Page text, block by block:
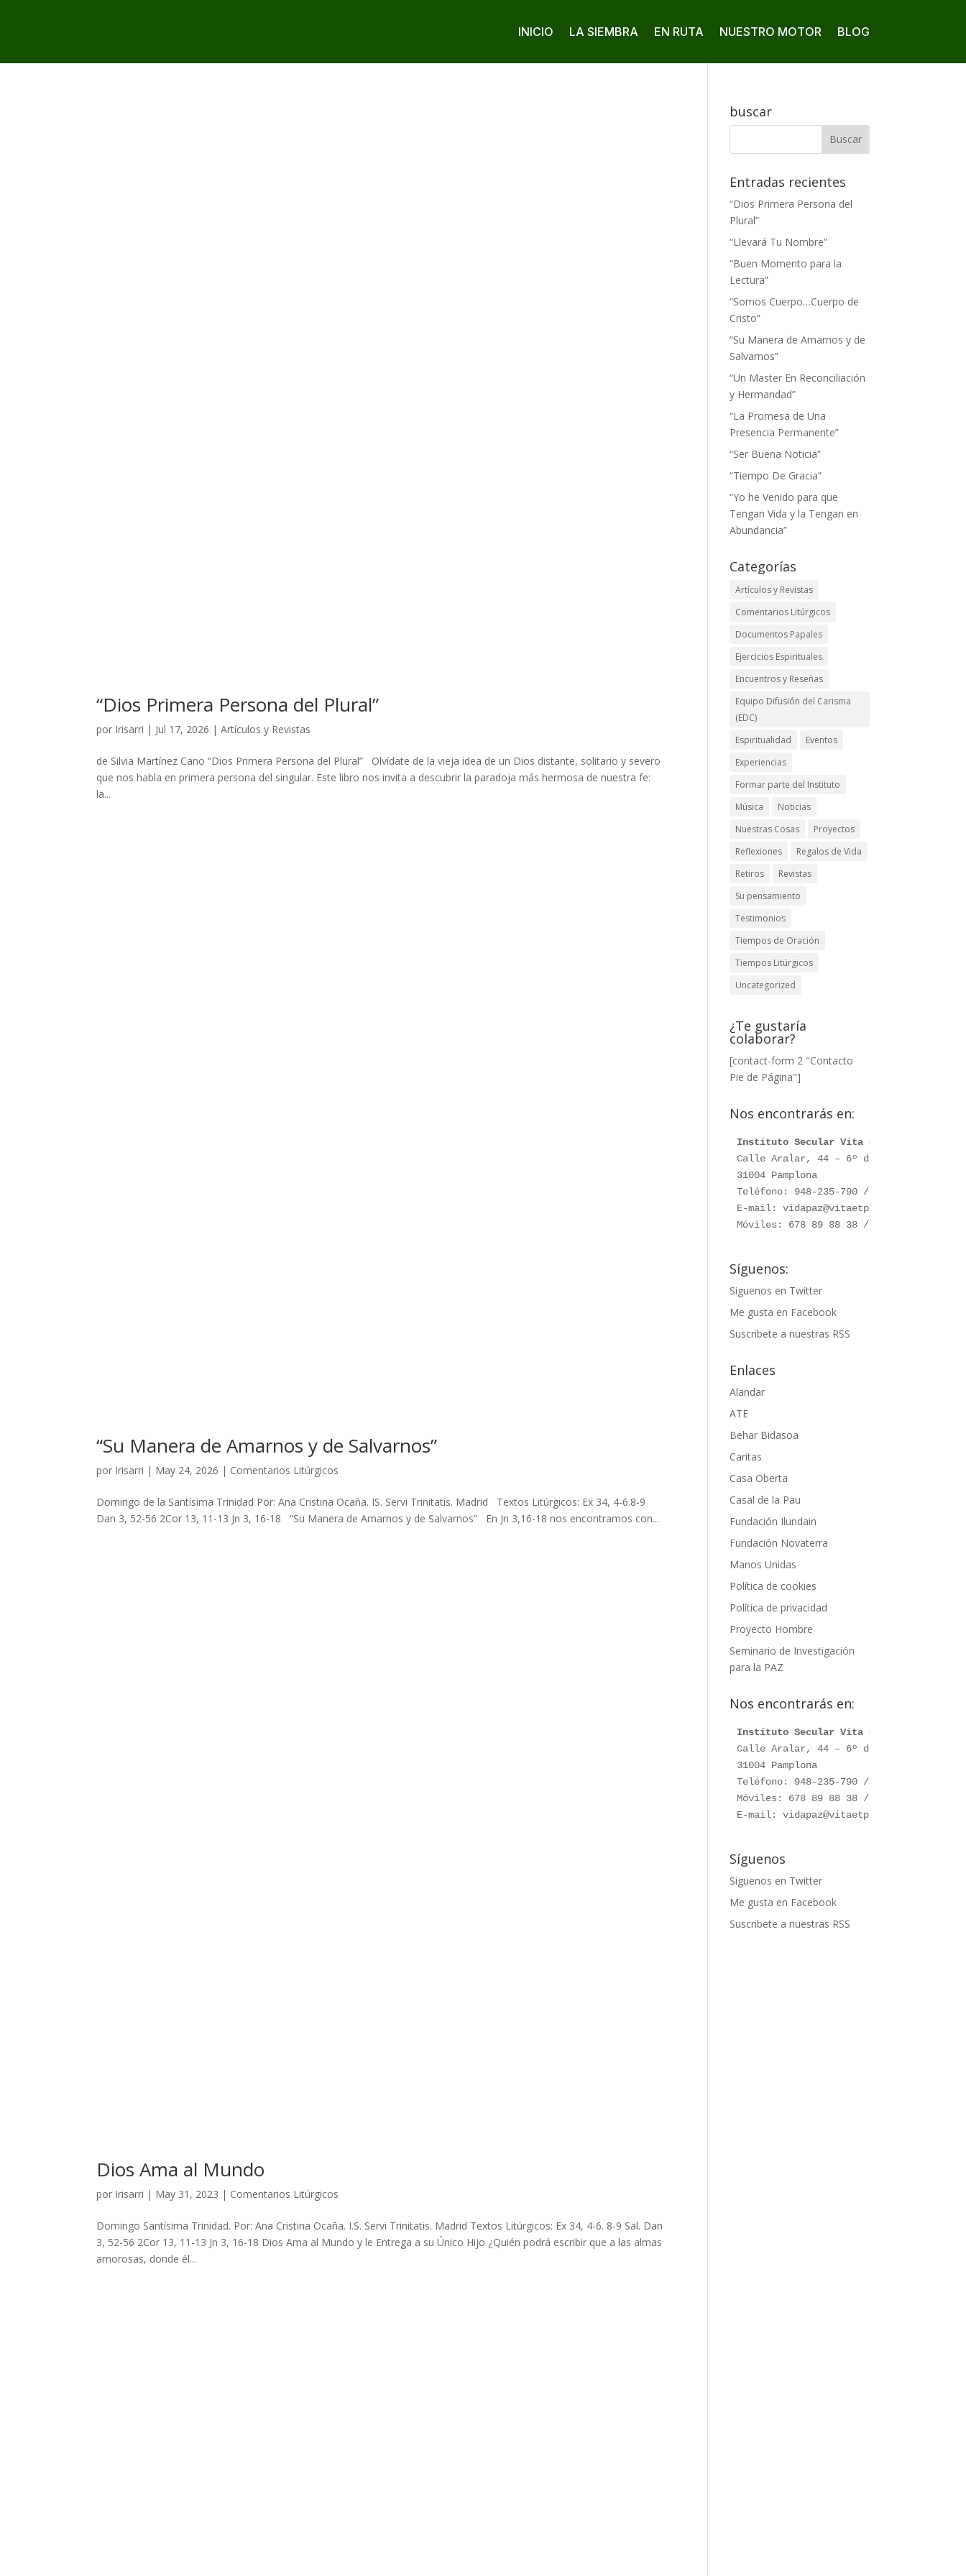
INICIO LA SIEMBRA EN RUTA NUESTRO MOTOR BLOG
“Dios Primera Persona del Plural”
por Irisarri | Jul 17, 2026 |Artículos y Revistas
de Silvia Martínez Cano “Dios Primera Persona del Plural” Olvídate de la vieja idea de un Dios distante, solitario y severo
que nos habla en primera persona del singular. Este libro nos invita a descubrir la paradoja más hermosa de nuestra fe:
la...
“Su Manera de Amarnos y de Salvarnos”
por Irisarri | May 24, 2026 | Comentarios Litúrgicos
Domingo de la Santísima Trinidad Por: Ana Cristina Ocaña. IS. Servi Trinitatis. Madrid Textos Litúrgicos: Ex 34, 4-6.8-9
Dan 3, 52-56 2Cor 13, 11-13 Jn 3, 16-18 “Su Manera de Amarnos y de Salvarnos” En Jn 3,16-18 nos encontramos con...
Dios Ama al Mundo
por Irisarri | May 31, 2023 | Comentarios Litúrgicos
Domingo Santísima Trinidad. Por: Ana Cristina Ocaña. I.S. Servi Trinitatis. Madrid Textos Litúrgicos: Ex 34, 4-6. 8-9 Sal. Dan
3, 52-56 2Cor 13, 11-13 Jn 3, 16-18 Dios Ama al Mundo y le Entrega a su Único Hijo ¿Quién podrá escribir que a las almas
amorosas, donde él...
buscar
Entradas recientes
“Dios Primera Persona del
Plural”
“Llevará Tu Nombre”
“Buen Momento para la
Lectura”
“Somos Cuerpo…Cuerpo de
Cristo”
“Su Manera de Amarnos y de
Salvarnos”
“Un Master En Reconciliación
y Hermandad”
“La Promesa de Una
Presencia Permanente”
“Ser Buena Noticia”
“Tiempo De Gracia”
“Yo he Venido para que
Tengan Vida y la Tengan en
Abundancia”
Categorías
Artículos y Revistas
Comentarios Litúrgicos
Documentos Papales
Ejercicios Espirituales
Encuentros y Reseñas
Equipo Difusión del Carisma
(EDC)
Espiritualidad
Eventos
Experiencias
Formar parte del Instituto
Música
Noticias
Nuestras Cosas
Proyectos
Reflexiones
Regalos de Vida
Retiros
Revistas
Su pensamiento
Testimonios
Tiempos de Oración
Tiempos Litúrgicos
Uncategorized
¿Te gustaría
colaborar?
[contact-form 2 "Contacto
Pie de Página"]
Nos encontrarás en:
Instituto Secular Vita et Pax
Calle Aralar, 44 – 6º dcha.
31004 Pamplona
Teléfono: 948-235-790 / 948-230-787
E-mail: vidapaz@vitaetpax.org
Móviles: 678 89 88 38 /  660 76 91 28
Síguenos:
Siguenos en Twitter
Me gusta en Facebook
Suscribete a nuestras RSS
Enlaces
Alandar
ATE
Behar Bidasoa
Caritas
Casa Oberta
Casal de la Pau
Fundación Ilundain
Fundación Novaterra
Manos Unidas
Política de cookies
Política de privacidad
Proyecto Hombre
Seminario de Investigación
para la PAZ
Nos encontrarás en:
Instituto Secular Vita et Pax
Calle Aralar, 44 – 6º dcha.
31004 Pamplona
Teléfono: 948-235-790 / 948-230-787
Móviles: 678 89 88 38 / 660 76 91 28
E-mail: vidapaz@vitaetpax.org
Síguenos
Siguenos en Twitter
Me gusta en Facebook
Suscribete a nuestras RSS